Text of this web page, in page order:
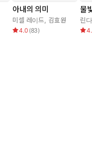
아내의 의미
미셀 레이드, 김효원
4.0 (83)
물
린